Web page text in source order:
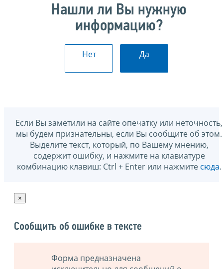
Нашли ли Вы нужную
информацию?
Нет Да
Если Вы заметили на сайте опечатку или неточность,
мы будем признательны, если Вы сообщите об этом.
Выделите текст, который, по Вашему мнению,
содержит ошибку, и нажмите на клавиатуре
комбинацию клавиш: Ctrl + Enter или нажмите сюда.
×
Сообщить об ошибке в тексте
Форма предназначена